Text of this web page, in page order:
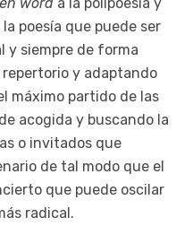
poesía que puede ser
y siempre de forma
y adaptando
máximo partido de las
acogida y buscando la
o invitados que
de tal modo que el
que puede oscilar
radical.